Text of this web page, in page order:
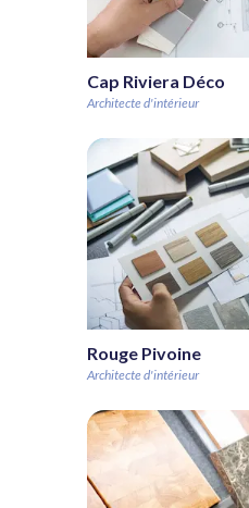
Cap Riviera Déco
Architecte d'intérieur
Rouge Pivoine
Architecte d'intérieur